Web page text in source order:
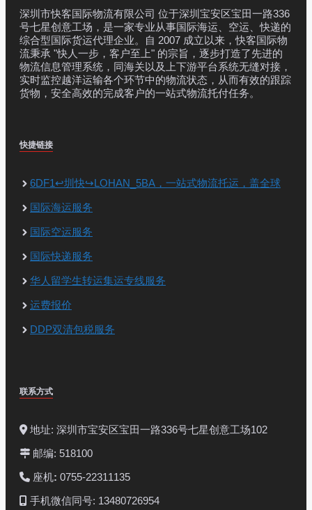
深圳市快客国际物流有限公司 位于深圳宝安区宝田一路336
号七星创意工场，是一家专业从事国际海运、空运、快递的
综合型国际货运代理企业。自 2007 成立以来，快客国际物
流秉承 "快人一步，客户至上" 的宗旨，逐步打造了先进的
物流信息管理系统，同海关以及上下游平台系统无缝对接，
实时监控越洋运输各个环节中的物流状态，从而有效的跟踪
货物，安全高效的完成客户的一站式物流托付任务。
快捷链接
6DF1↩圳快↪LOHAN_5BA，一站式物流托运，盖全球
国际海运服务
国际空运服务
国际快递服务
华人留学生转运集运专线服务
运费报价
DDP双清包税服务
联系方式
地址: 深圳市宝安区宝田一路336号七星创意工场102
邮编: 518100
座机: 0755-22311135
手机微信同号: 13480726954